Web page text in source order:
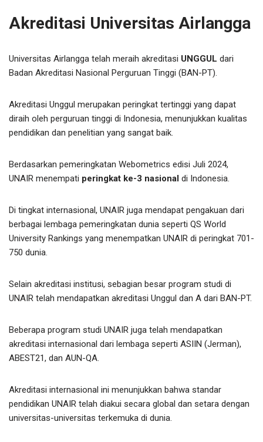
Akreditasi Universitas Airlangga
Universitas Airlangga telah meraih akreditasi UNGGUL dari
Badan Akreditasi Nasional Perguruan Tinggi (BAN-PT).
Akreditasi Unggul merupakan peringkat tertinggi yang dapat
diraih oleh perguruan tinggi di Indonesia, menunjukkan kualitas
pendidikan dan penelitian yang sangat baik.
Berdasarkan pemeringkatan Webometrics edisi Juli 2024,
UNAIR menempati peringkat ke-3 nasional di Indonesia.
Di tingkat internasional, UNAIR juga mendapat pengakuan dari
berbagai lembaga pemeringkatan dunia seperti QS World
University Rankings yang menempatkan UNAIR di peringkat 701-
750 dunia.
Selain akreditasi institusi, sebagian besar program studi di
UNAIR telah mendapatkan akreditasi Unggul dan A dari BAN-PT.
Beberapa program studi UNAIR juga telah mendapatkan
akreditasi internasional dari lembaga seperti ASIIN (Jerman),
ABEST21, dan AUN-QA.
Akreditasi internasional ini menunjukkan bahwa standar
pendidikan UNAIR telah diakui secara global dan setara dengan
universitas-universitas terkemuka di dunia.